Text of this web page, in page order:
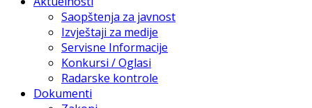
Saopštenja za javnost
Izvještaji za medije
Servisne Informacije
Konkursi / Oglasi
Radarske kontrole
Dokumenti